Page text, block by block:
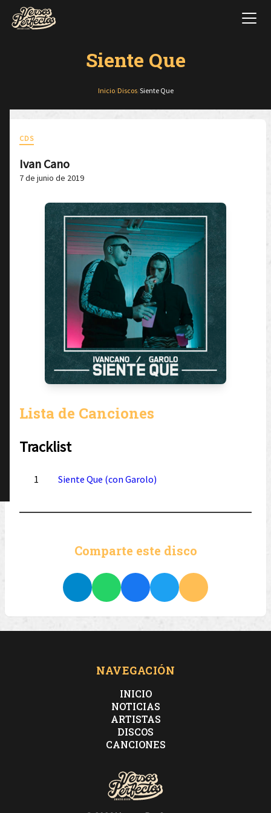
Siente Que
Inicio/ Discos/ Siente Que
CDS
Ivan Cano
7 de junio de 2019
Lista de Canciones
Tracklist
1 Siente Que (con Garolo)
Comparte este disco
NAVEGACIÓN
INICIO
NOTICIAS
ARTISTAS
DISCOS
CANCIONES